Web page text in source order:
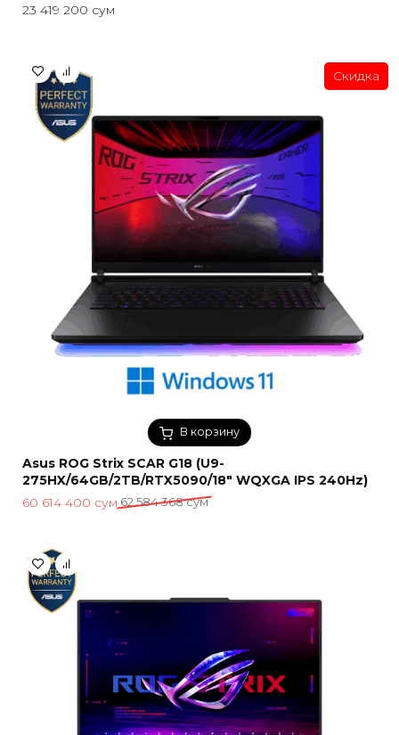
23 419 200 сум
В корзину
Скидка
Asus ROG Strix SCAR G18 (U9-
275HX/64GB/2TB/RTX5090/18″ WQXGA IPS 240Hz)
62 584 368сум
Первоначальная
62
584
368 сум.
60 614 400 сум
Текущая
614
400 сум.